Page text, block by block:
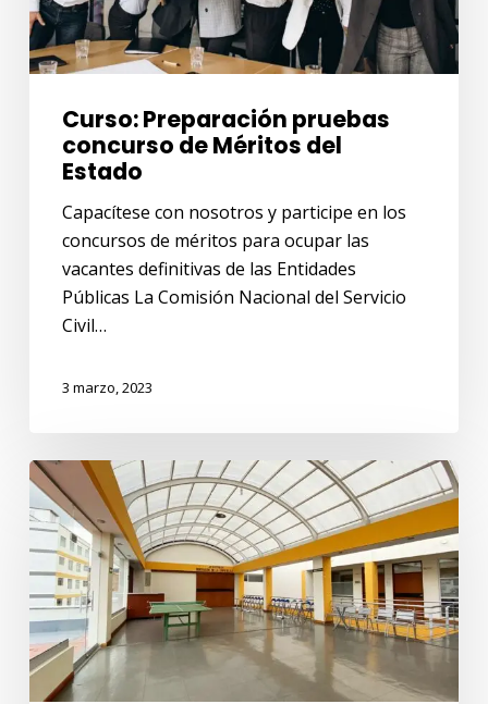
Estado
Curso: Preparación pruebas
concurso de Méritos del
Estado
Capacítese con nosotros y participe en los
concursos de méritos para ocupar las
vacantes definitivas de las Entidades
Públicas La Comisión Nacional del Servicio
Civil…
3 marzo, 2023
¡Fundadada
en
1985!